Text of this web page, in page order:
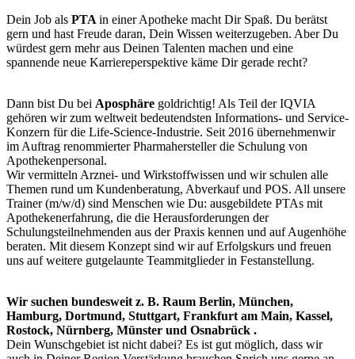
Dein Job als PTA in einer Apotheke macht Dir Spaß. Du berätst
gern und hast Freude daran, Dein Wissen weiterzugeben. Aber Du
würdest gern mehr aus Deinen Talenten machen und eine
spannende neue Karriereperspektive käme Dir gerade recht?
Dann bist Du bei Aposphäre goldrichtig! Als Teil der IQVIA
gehören wir zum weltweit bedeutendsten Informations- und Service-
Konzern für die Life-Science-Industrie. Seit 2016 übernehmenwir
im Auftrag renommierter Pharmahersteller die Schulung von
Apothekenpersonal.
Wir vermitteln Arznei- und Wirkstoffwissen und wir schulen alle
Themen rund um Kundenberatung, Abverkauf und POS. All unsere
Trainer (m/w/d) sind Menschen wie Du: ausgebildete PTAs mit
Apothekenerfahrung, die die Herausforderungen der
Schulungsteilnehmenden aus der Praxis kennen und auf Augenhöhe
beraten. Mit diesem Konzept sind wir auf Erfolgskurs und freuen
uns auf weitere gutgelaunte Teammitglieder in Festanstellung.
Wir suchen bundesweit z. B. Raum Berlin, München,
Hamburg, Dortmund, Stuttgart, Frankfurt am Main, Kassel,
Rostock, Nürnberg, Münster und Osnabrück .
Dein Wunschgebiet ist nicht dabei? Es ist gut möglich, dass wir